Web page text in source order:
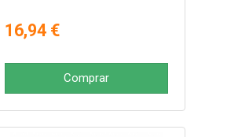
16,94 €
Comprar